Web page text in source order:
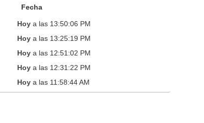
Fecha
Hoy a las 13:50:06 PM
Hoy a las 13:25:19 PM
Hoy a las 12:51:02 PM
Hoy a las 12:31:22 PM
Hoy a las 11:58:44 AM